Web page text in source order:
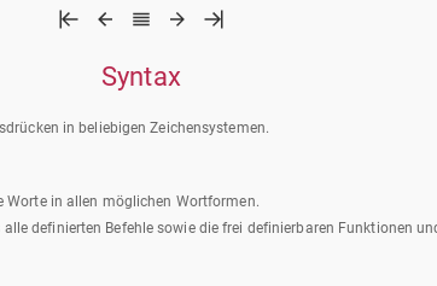
Syntax
in beliebigen Zeichensystemen.
Worte in allen möglichen Wortformen.
definierten Befehle sowie die frei definierbaren Funktionen